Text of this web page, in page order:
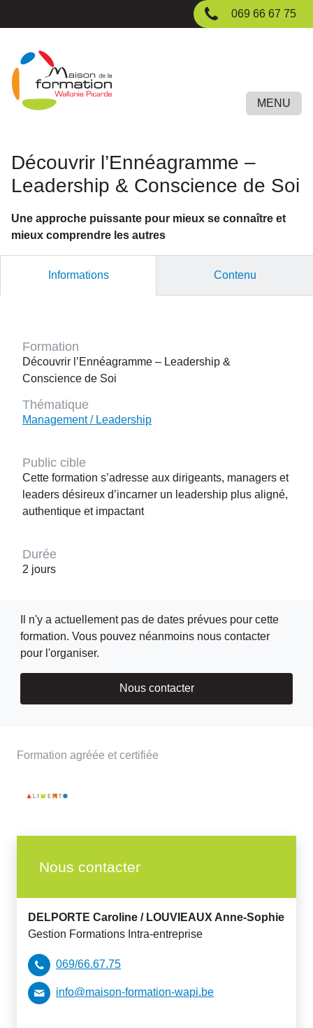
principal
069 66 67 75
MENU
Découvrir l’Ennéagramme –
Leadership & Conscience de Soi
Une approche puissante pour mieux se connaître et
mieux comprendre les autres
Informations Contenu
Formation
Découvrir l’Ennéagramme – Leadership &
Conscience de Soi
Thématique
Management / Leadership
Public cible
Cette formation s’adresse aux dirigeants, managers et
leaders désireux d’incarner un leadership plus aligné,
authentique et impactant
Durée
2 jours
Il n'y a actuellement pas de dates prévues pour cette
formation. Vous pouvez néanmoins nous contacter
pour l'organiser.
Nous contacter
Formation agréée et certifiée
Nous contacter
DELPORTE Caroline / LOUVIEAUX Anne-Sophie
Gestion Formations Intra-entreprise
069/66.67.75
info@maison-formation-wapi.be